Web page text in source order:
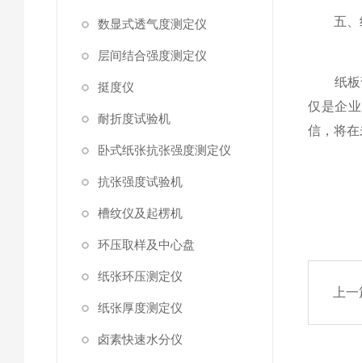
数显式透气度测定仪
层间结合强度测定仪
挺度仪
耐折度试验机
卧式纸张抗张强度测定仪
抗张强度试验机
槽纹仪及起楞机
环压取样及中心盘
纸张环压测定仪
纸张厚度测定仪
卤素快速水分仪
五、
纸板弯
仅是企
信，将
上